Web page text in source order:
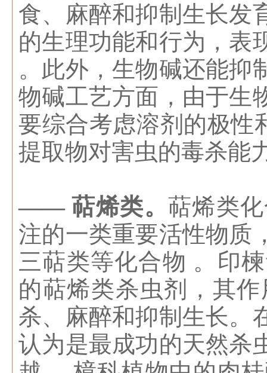
食、麻醉和抑制生长发
的生理功能和行为，表
。此外，生物碱还能抑
物碱工艺方面，由于生
要综合考虑溶剂的极性
提取物对害虫的毒杀能
—— 萜烯类。 萜烯类
注的一类重要活性物质
三萜类等化合物 。印
的萜烯类杀虫剂，其
杀、麻醉和抑制生长。
认为是最成功的天然杀